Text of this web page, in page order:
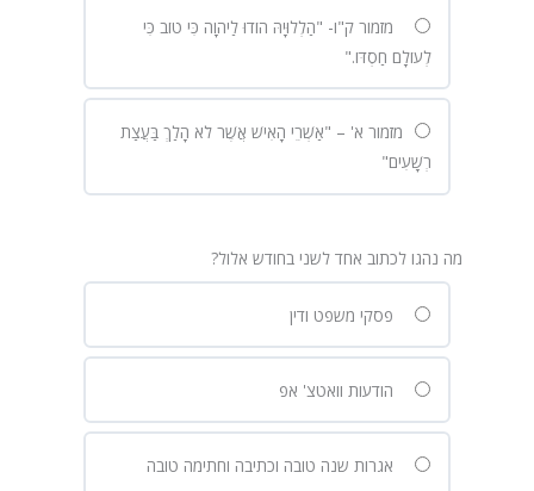
מזמור ק"ו- "הַלְלוּיָהּ הוֹדוּ לַיהוָה כִּי טוֹב כִּי
לְעוֹלָם חַסְדּוֹ."
מזמור א' – "אַשְׁרֵי הָאִישׁ אֲשֶׁר לֹא הָלַךְ בַּעֲצַת
רְשָׁעִים"
מה נהגו לכתוב אחד לשני בחודש אלול?
פסקי משפט ודין
הודעות וואטצ' אפ
אגרות שנה טובה וכתיבה וחתימה טובה